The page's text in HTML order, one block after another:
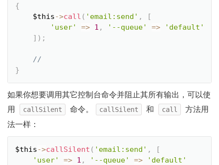
{
$this->call ( 'email:send' ,
[
'user'
=> 1 , '--queue' =>
'default'
] ) ;
}
如果你想要调用其它控制台命令并阻止其所有输出，可以使
用
callSilent 命令。 callSilent 和 call
方法用
法一样：
$this->callSilent ( 'email:send' ,
[
'user'
=> 1 , '--queue' =>
'default'